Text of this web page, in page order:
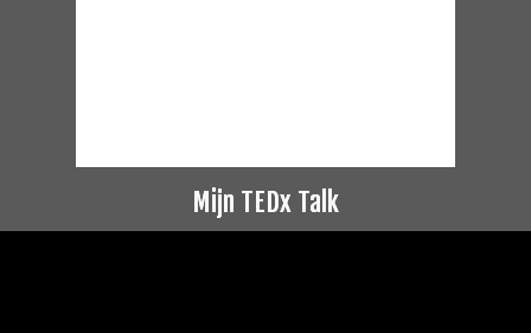
Mijn TEDx Talk